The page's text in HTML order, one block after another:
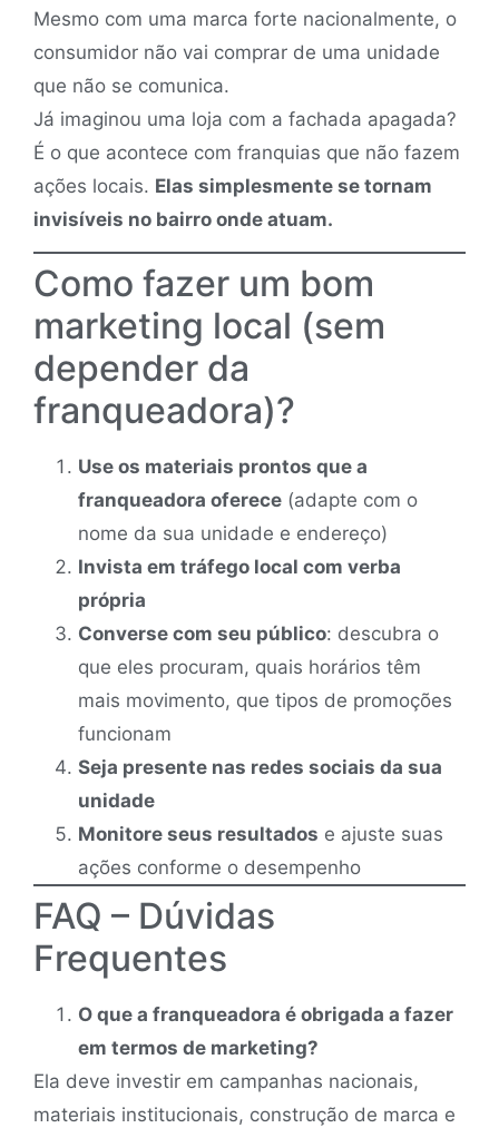
Mesmo com uma marca forte nacionalmente, o
consumidor não vai comprar de uma unidade
que não se comunica.
Já imaginou uma loja com a fachada apagada?
É o que acontece com franquias que não fazem
ações locais. Elas simplesmente se tornam
invisíveis no bairro onde atuam.
Como fazer um bom
marketing local (sem
depender da
franqueadora)?
Use os materiais prontos que a
franqueadora oferece (adapte com o
nome da sua unidade e endereço)
Invista em tráfego local com verba
própria
Converse com seu público: descubra o
que eles procuram, quais horários têm
mais movimento, que tipos de promoções
funcionam
Seja presente nas redes sociais da sua
unidade
Monitore seus resultados e ajuste suas
ações conforme o desempenho
FAQ – Dúvidas
Frequentes
O que a franqueadora é obrigada a fazer
em termos de marketing?
Ela deve investir em campanhas nacionais,
materiais institucionais, construção de marca e